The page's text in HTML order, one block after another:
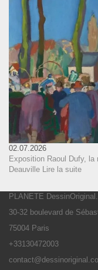
02.07.2026
Exposition Raoul Dufy, la
Deauville
Lire la suite
PLANETE
30-32 boulevard de
75004 Paris
+33130472003